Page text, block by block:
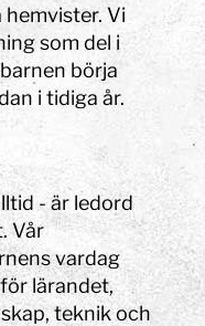
Vi
som del i
börja
i tidiga år.
- är ledord
Vår
vardag
lärandet,
teknik och